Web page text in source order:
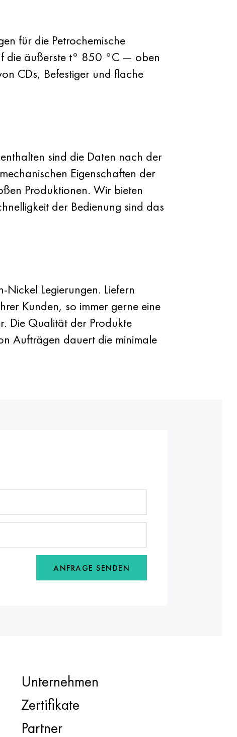
für die Petrochemische
die äußerste t° 850 °C — oben
CDs, Befestiger und flache
sind die Daten nach der
Eigenschaften der
Produktionen. Wir bieten
der Bedienung sind das
Nickel Legierungen. Liefern
Kunden, so immer gerne eine
Die Qualität der Produkte
Aufträgen dauert die minimale
ANFRAGE SENDEN
Unternehmen
Zertifikate
Partner